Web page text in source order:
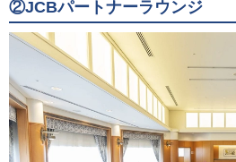
②JCBパートナーラウンジ